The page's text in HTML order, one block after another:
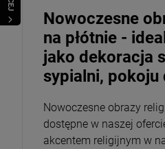
Nowoczesne
na płótnie -
jako dekoracja
sypialni, pokoju
Nowoczesne obrazy
dostępne w naszej
akcentem religijnym w